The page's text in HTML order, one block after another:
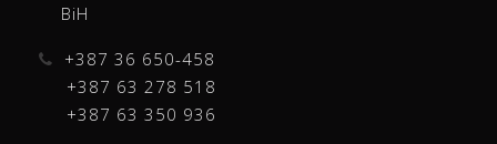
BiH
+387 36 650-458
+387 63 278 518
+387 63 350 936